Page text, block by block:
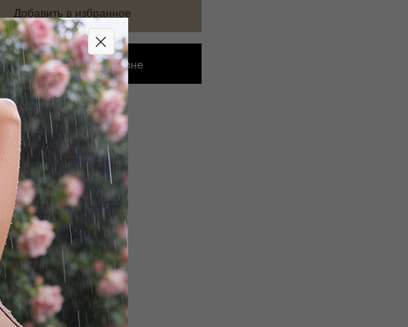
Добавить в избранное
Забронировать в магазине